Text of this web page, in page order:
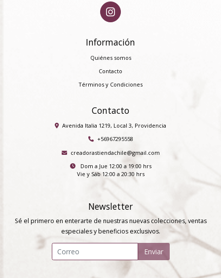
Información
Quiénes somos
Contacto
Términos y Condiciones
Contacto
Avenida Italia 1219, Local 3, Providencia
+56967295558
creadorastiendachile@gmail.com
Dom a Jue 12:00 a 19:00 hrs
Vie y Sáb 12:00 a 20:30 hrs
Newsletter
Sé el primero en enterarte de nuestras nuevas colecciones, ventas
especiales y beneficios exclusivos.
Enviar